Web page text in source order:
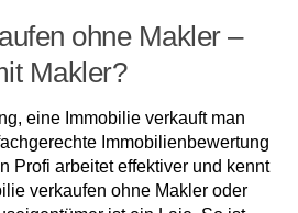
ohne Makler –
Makler?
eine Immobilie verkauft man
Immobilienbewertung
Profi arbeitet effektiver und kennt
verkaufen ohne Makler oder